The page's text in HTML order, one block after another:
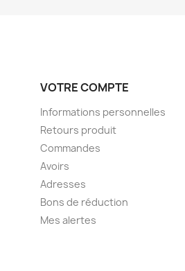
VOTRE COMPTE
Informations personnelles
Retours produit
Commandes
Avoirs
Adresses
Bons de réduction
Mes alertes